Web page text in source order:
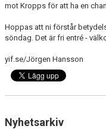
mot Kropps för att ha en
Hoppas att ni förstår
söndag. Det är fri entré -
yif.se/Jörgen Hansson
Nyhetsarkiv